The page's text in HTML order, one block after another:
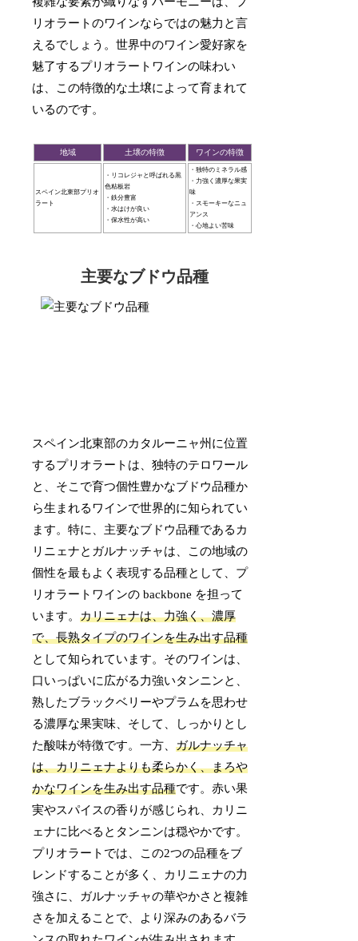
リオラートのワインならではの魅力と言
えるでしょう。世界中のワイン愛好家を
魅了するプリオラートワインの味わい
は、この特徴的な土壌によって育まれて
いるのです。
地域 土壌の特徴 ワインの特徴
スペイン北東部プリオ
ラート
・リコレジャと呼ばれる黒
色粘板岩
・鉄分豊富
・水はけが良い
・保水性が高い
・独特のミネラル感
・力強く濃厚な果実
味
・スモーキーなニュ
アンス
・心地よい苦味
主要なブドウ品種
スペイン北東部のカタルーニャ州に位置
するプリオラートは、独特のテロワール
と、そこで育つ個性豊かなブドウ品種か
ら生まれるワインで世界的に知られてい
ます。特に、主要なブドウ品種であるカ
リニェナとガルナッチャは、この地域の
個性を最もよく表現する品種として、プ
リオラートワインの backbone を担って
います。カリニェナは、力強く、濃厚
で、長熟タイプのワインを生み出す品種
として知られています。そのワインは、
口いっぱいに広がる力強いタンニンと、
熟したブラックベリーやプラムを思わせ
る濃厚な果実味、そして、しっかりとし
た酸味が特徴です。一方、ガルナッチャ
は、カリニェナよりも柔らかく、まろや
かなワインを生み出す品種です。赤い果
実やスパイスの香りが感じられ、カリニ
ェナに比べるとタンニンは穏やかです。
プリオラートでは、この2つの品種をブ
レンドすることが多く、カリニェナの力
強さに、ガルナッチャの華やかさと複雑
さを加えることで、より深みのあるバラ